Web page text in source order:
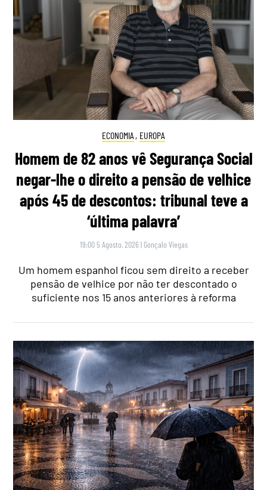
ECONOMIA , EUROPA
Homem de 82 anos vê Segurança Social
negar-lhe o direito a pensão de velhice
após 45 de descontos: tribunal teve a
‘última palavra’
19:00 5 Agosto, 2026 | Gonçalo Viegas
Um homem espanhol ficou sem direito a receber
pensão de velhice por não ter descontado o
suficiente nos 15 anos anteriores à reforma